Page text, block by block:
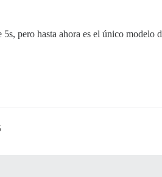
pero hasta ahora es el único modelo